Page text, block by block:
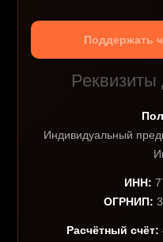
Поддержать
Индивидуальный
ИНН:
ОГРНИП:
Расчётный счёт: